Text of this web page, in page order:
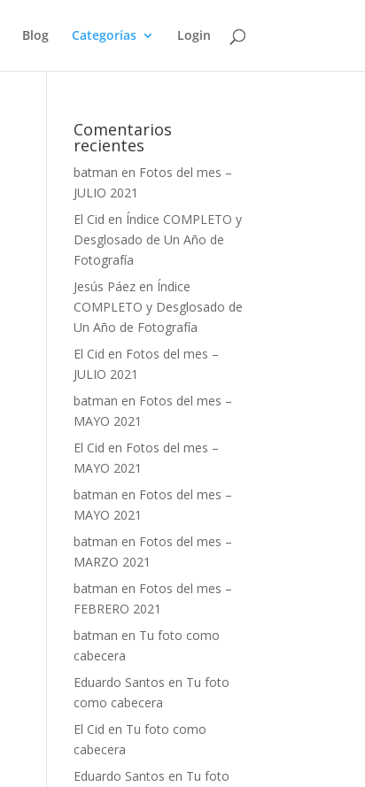
Blog Categorías Login
Comentarios
recientes
batman en Fotos del mes –
JULIO 2021
El Cid en Índice COMPLETO y
Desglosado de Un Año de
Fotografía
Jesús Páez en Índice
COMPLETO y Desglosado de
Un Año de Fotografía
El Cid en Fotos del mes –
JULIO 2021
batman en Fotos del mes –
MAYO 2021
El Cid en Fotos del mes –
MAYO 2021
batman en Fotos del mes –
MAYO 2021
batman en Fotos del mes –
MARZO 2021
batman en Fotos del mes –
FEBRERO 2021
batman en Tu foto como
cabecera
Eduardo Santos en Tu foto
como cabecera
El Cid en Tu foto como
cabecera
Eduardo Santos en Tu foto